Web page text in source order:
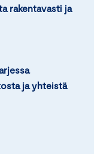
rakentavasti ja
ja yhteistä